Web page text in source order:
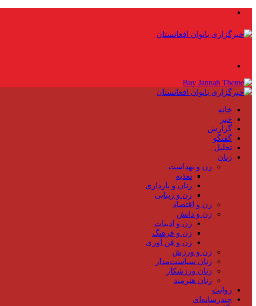
خانه
خبر
گزارش
گفتگو
تحلیل
زنان
زن و بهداشت
تغذیه
زنان و بارداری
زن و زیبایی
زن و اقتصاد
زن و دانش
زن و ادبیات
زن و فرهنگ
زن و فن آوری
زن و ورزش
زنان سیاست‌مدار
زنان ورزشکار
زنان هنرمند
روایت
چندرسانه‌ای